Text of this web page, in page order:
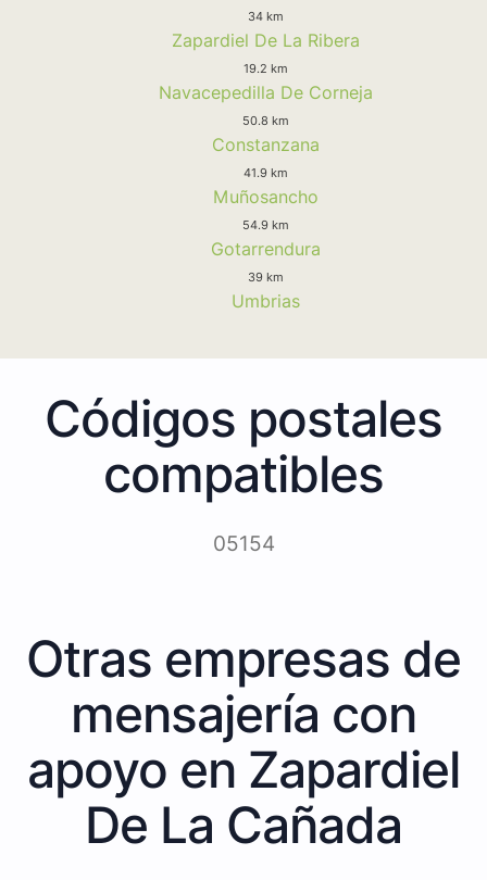
34 km
Zapardiel De La Ribera
19.2 km
Navacepedilla De Corneja
50.8 km
Constanzana
41.9 km
Muñosancho
54.9 km
Gotarrendura
39 km
Umbrias
Códigos postales
compatibles
05154
Otras empresas de
mensajería con
apoyo en Zapardiel
De La Cañada